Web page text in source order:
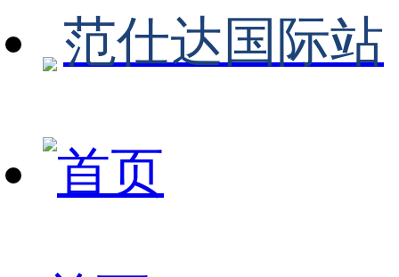
范仕达国际站